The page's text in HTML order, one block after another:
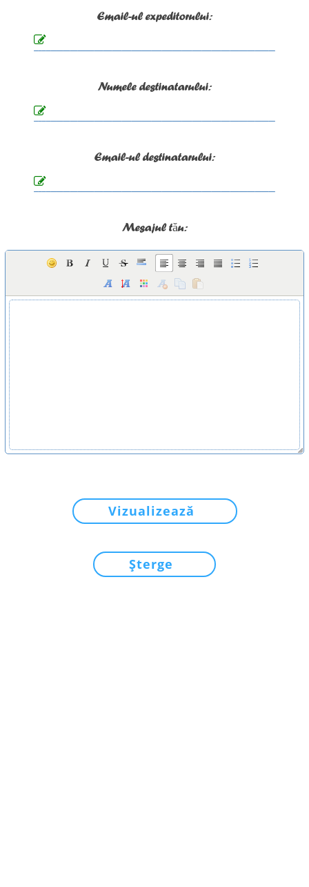
Email-ul expeditorului:
Numele destinatarului:
Email-ul destinatarului:
Mesajul tău:
Vizualizează
Șterge